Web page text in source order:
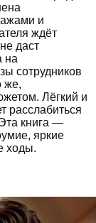
и
ждёт
даст
на
сотрудников
же,
Лёгкий и
расслабиться
книга —
яркие
ходы.